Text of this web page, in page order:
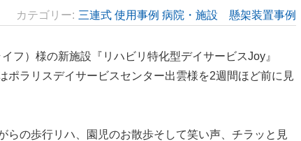
カテゴリー 三連式 使用事例 病院・施設 懸架装置事例
フ）様の新施設『 リハビリ特化型デイサービスJoy』
ポラリスデイサービスセンター出雲様を2週間ほど前に見
らの歩行リハ、園児のお散歩そして笑い声、チラッと見